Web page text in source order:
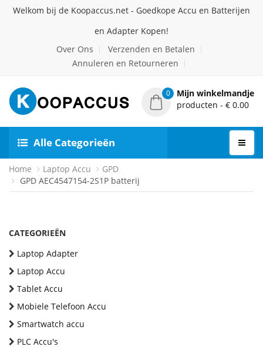
Welkom bij de Koopaccus.net - Goedkope Accu en Batterijen
en Adapter Kopen!
Over Ons
Verzenden en Betalen
Annuleren en Retourneren
0
Mijn winkelmandje
producten - € 0.00
Alle Categorieën
Home Laptop Accu
GPD
GPD AEC4547154-2S1P batterij
CATEGORIEËN
Laptop Adapter
Laptop Accu
Tablet Accu
Mobiele Telefoon Accu
Smartwatch accu
PLC Accu's